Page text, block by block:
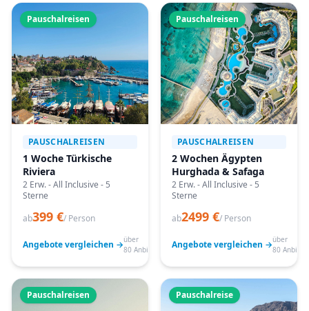
Pauschalreisen
PAUSCHALREISEN
1 Woche Türkische
Riviera
2 Erw. - All Inclusive - 5
Sterne
ab399 €/ Person
Angebote vergleichen →über
80 Anbieter
Pauschalreisen
PAUSCHALREISEN
2 Wochen Ägypten
Hurghada & Safaga
2 Erw. - All Inclusive - 5
Sterne
ab2499 €/ Person
Angebote vergleichen →über
80
Pauschalreisen Pauschalreise